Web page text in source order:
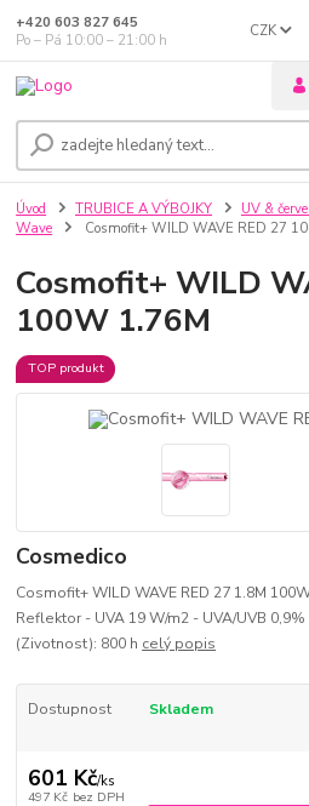
CZK
+420 603 827 645
Po – Pá 10:00 – 21:00 h
Úvod TRUBICE A VÝBOJKY UV &
Wave
Cosmofit+ WILD WAVE RED 27
Cosmofit+ WILD
100W 1.76M
TOP produkt
Cosmedico
Cosmofit+ WILD WAVE RED 27 1.8M
Reflektor - UVA 19 W/m2 - UVA/UVB
(Zivotnost): 800 h celý popis
Dostupnost Skladem
601 Kč/ks
497 Kč bez DPH